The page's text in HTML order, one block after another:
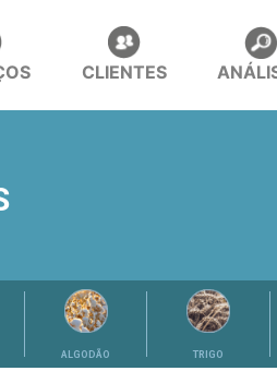
CLIENTES
ALGODÃO TRIGO